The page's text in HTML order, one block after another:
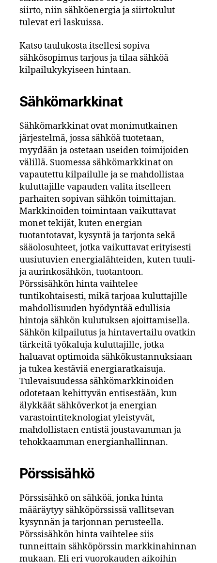
siirto, niin sähköenergia ja siirtokulut
tulevat eri laskuissa.
Katso taulukosta itsellesi sopiva
sähkösopimus tarjous ja tilaa sähköä
kilpailukykyiseen hintaan.
Sähkömarkkinat
Sähkömarkkinat ovat monimutkainen
järjestelmä, jossa sähköä tuotetaan,
myydään ja ostetaan useiden toimijoiden
välillä. Suomessa sähkömarkkinat on
vapautettu kilpailulle ja se mahdollistaa
kuluttajille vapauden valita itselleen
parhaiten sopivan sähkön toimittajan.
Markkinoiden toimintaan vaikuttavat
monet tekijät, kuten energian
tuotantotavat, kysyntä ja tarjonta sekä
sääolosuhteet, jotka vaikuttavat erityisesti
uusiutuvien energialähteiden, kuten tuuli-
ja aurinkosähkön, tuotantoon.
Pörssisähkön hinta vaihtelee
tuntikohtaisesti, mikä tarjoaa kuluttajille
mahdollisuuden hyödyntää edullisia
hintoja sähkön kulutuksen ajoittamisella.
Sähkön kilpailutus ja hintavertailu ovatkin
tärkeitä työkaluja kuluttajille, jotka
haluavat optimoida sähkökustannuksiaan
ja tukea kestäviä energiaratkaisuja.
Tulevaisuudessa sähkömarkkinoiden
odotetaan kehittyvän entisestään, kun
älykkäät sähköverkot ja energian
varastointiteknologiat yleistyvät,
mahdollistaen entistä joustavamman ja
tehokkaamman energianhallinnan.
Pörssisähkö
Pörssisähkö on sähköä, jonka hinta
määräytyy sähköpörssissä vallitsevan
kysynnän ja tarjonnan perusteella.
Pörssisähkön hinta vaihtelee siis
tunneittain sähköpörssin markkinahinnan
mukaan. Eli eri vuorokauden aikoihin